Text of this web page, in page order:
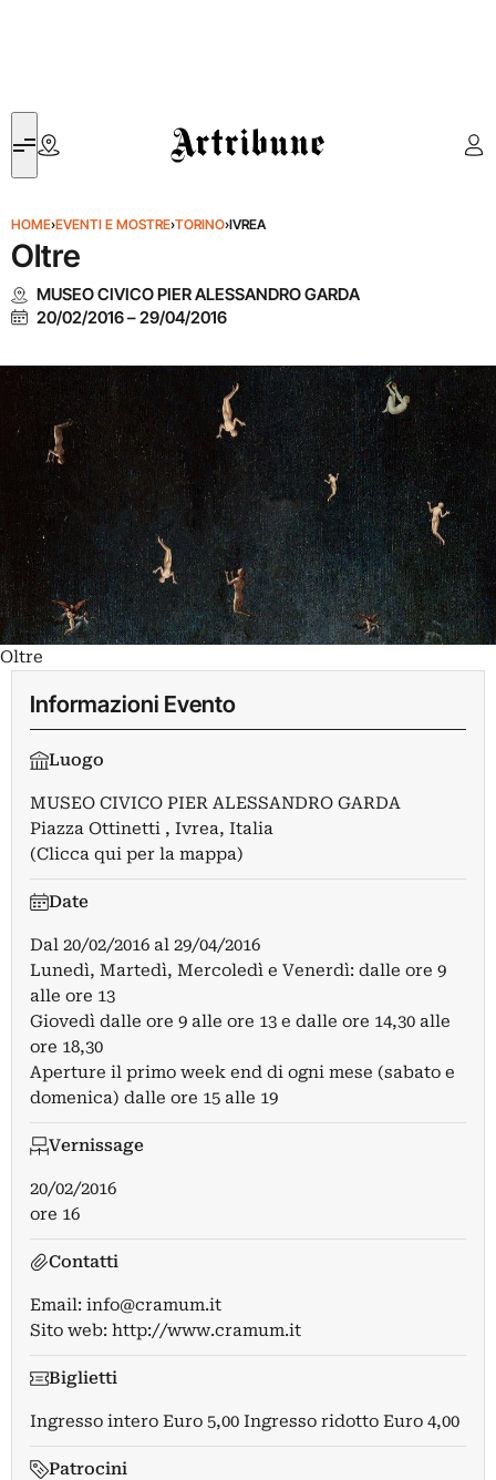
Artribune
HOME›EVENTI E MOSTRE›TORINO›IVREA
Oltre
MUSEO CIVICO PIER ALESSANDRO GARDA
20/02/2016–29/04/2016
Oltre
Informazioni Evento
Luogo
MUSEO CIVICO PIER ALESSANDRO GARDA
Piazza Ottinetti , Ivrea, Italia
(Clicca qui per la mappa)
Date
Dal 20/02/2016 al 29/04/2016
Lunedì, Martedì, Mercoledì e Venerdì: dalle ore 9
alle ore 13
Giovedì dalle ore 9 alle ore 13 e dalle ore 14,30 alle
ore 18,30
Aperture il primo week end di ogni mese (sabato e
domenica) dalle ore 15 alle 19
Vernissage
20/02/2016
ore 16
Contatti
Email: info@cramum.it
Sito web: http://www.cramum.it
Biglietti
Ingresso intero Euro 5,00 Ingresso ridotto Euro 4,00
Patrocini